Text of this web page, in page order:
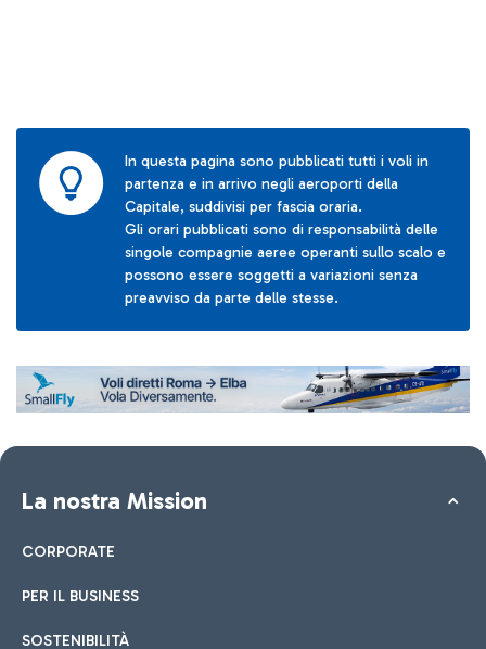
In questa pagina sono pubblicati tutti i voli in
partenza e in arrivo negli aeroporti della
Capitale, suddivisi per fascia oraria.
Gli orari pubblicati sono di responsabilità delle
singole compagnie aeree operanti sullo scalo e
possono essere soggetti a variazioni senza
preavviso da parte delle stesse.
La nostra Mission
CORPORATE
PER IL BUSINESS
SOSTENIBILITÀ